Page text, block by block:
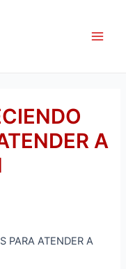
A
PARA ATENDER A